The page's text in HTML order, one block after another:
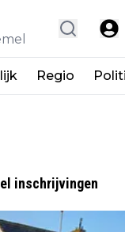
Regio
inschrijvingen